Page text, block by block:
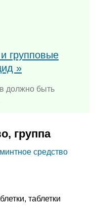
групповые
»
должно быть
группа
средство
таблетки